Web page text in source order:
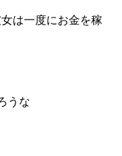
は一度にお金を稼
うな